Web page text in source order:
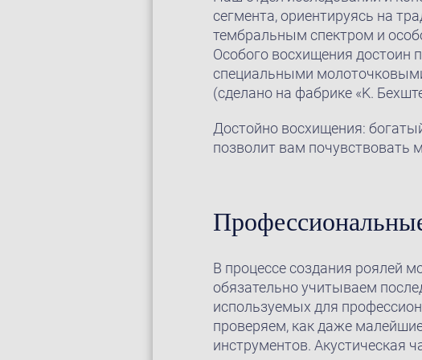
сегмента, ориентируясь на
тембральным спектром и
Особого восхищения
специальными
(сделано на фабрике «K.
Достойно восхищения:
позволит вам почувствовать
В процессе создания роялей
обязательно учитываем
используемых для
проверяем, как даже
инструментов. Акустическая